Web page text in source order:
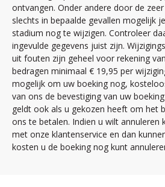
ontvangen. Onder andere door de
slechts in bepaalde gevallen mogelijk
stadium nog te wijzigen. Controleer
ingevulde gegevens juist zijn.
uit fouten zijn geheel voor rekening
bedragen minimaal € 19,95 per
mogelijk om uw boeking nog,
van ons de bevestiging van uw
geldt ook als u gekozen heeft om het
ons te betalen. Indien u wilt annuleren
met onze klantenservice en dan
kosten u de boeking nog kunt